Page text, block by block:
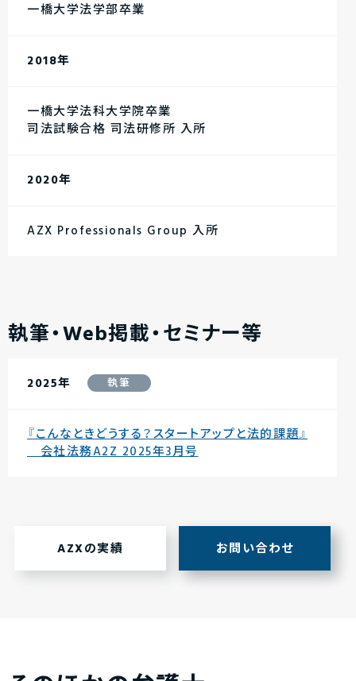
一橋大学法学部卒業
2018年
一橋大学法科大学院卒業
司法試験合格 司法研修所 入所
2020年
AZX Professionals Group 入所
執筆・Web掲載・セミナー等
2025年 執筆
『こんなときどうする？スタートアップと法的課題』
会社法務A2Z 2025年3月号
AZXの実績 お問い合わせ